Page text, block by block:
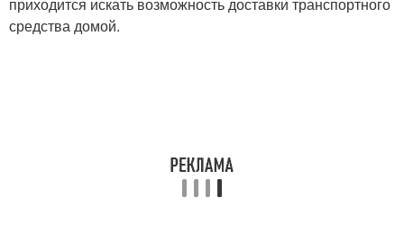
средства домой.